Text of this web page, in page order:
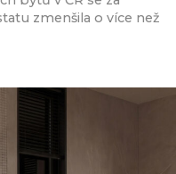
zmenšila o více než